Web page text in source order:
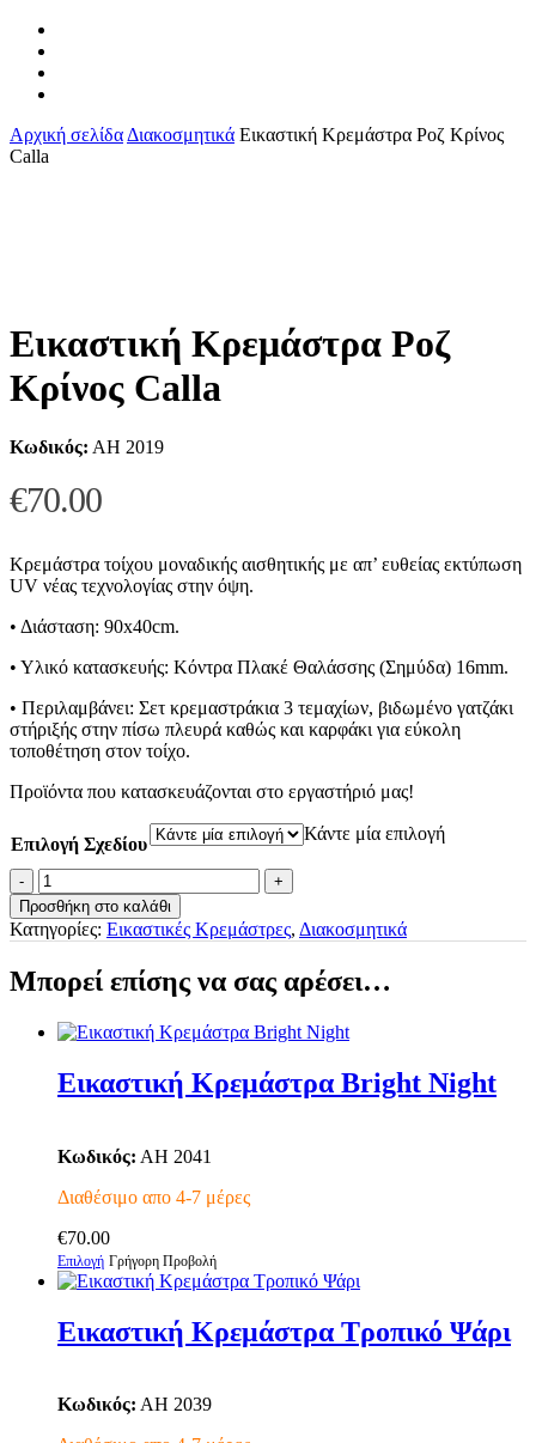
Αρχική σελίδα Διακοσμητικά Εικαστική Κρεμάστρα Ροζ Κρίνος
Calla
Εικαστική Κρεμάστρα Ροζ
Κρίνος Calla
Κωδικός: AH 2019
€70.00
Κρεμάστρα τοίχου μοναδικής αισθητικής με απ’ ευθείας εκτύπωση
UV νέας τεχνολογίας στην όψη.
• Διάσταση: 90x40cm.
• Υλικό κατασκευής: Κόντρα Πλακέ Θαλάσσης (Σημύδα) 16mm.
• Περιλαμβάνει: Σετ κρεμαστράκια 3 τεμαχίων, βιδωμένο γατζάκι
στήριξής στην πίσω πλευρά καθώς και καρφάκι για εύκολη
τοποθέτηση στον τοίχο.
Προϊόντα που κατασκευάζονται στο εργαστήριό μας!
Επιλογή Σχεδίου
Κάντε μία επιλογή
Εικαστική
Κρεμάστρα
Ροζ
Κρίνος
ποσότητα
Προσθήκη στο καλάθι
Κατηγορίες: Εικαστικές Κρεμάστρες, Διακοσμητικά
Μπορεί επίσης να σας αρέσει…
Εικαστική Κρεμάστρα Bright Night
Κωδικός: AH 2041
Διαθέσιμο απο 4-7 μέρες
€70.00
Επιλογή Αυτό
το
έχει
πολλαπλές
επιλογές
Γρήγορη Προβολή
Εικαστική Κρεμάστρα Τροπικό Ψάρι
Κωδικός: AH 2039